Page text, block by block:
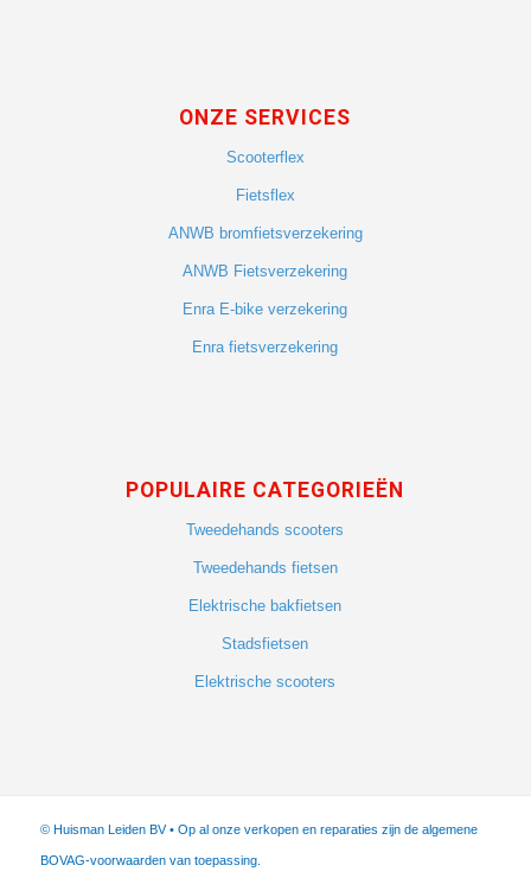
ONZE SERVICES
Scooterflex
Fietsflex
ANWB bromfietsverzekering
ANWB Fietsverzekering
Enra E-bike verzekering
Enra fietsverzekering
POPULAIRE CATEGORIEËN
Tweedehands scooters
Tweedehands fietsen
Elektrische bakfietsen
Stadsfietsen
Elektrische scooters
© Huisman Leiden BV • Op al onze verkopen en reparaties zijn de algemene
BOVAG-voorwaarden van toepassing.